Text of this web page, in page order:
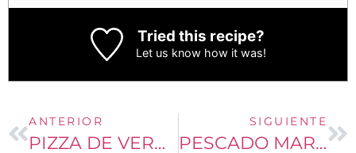
Tried this recipe?
Let us know how it was!
ANTERIOR
PIZZA DE VERANO
SIGUIENTE
PESCADO MARINADO CON CILANTRO Y CREMA DE ELOTE